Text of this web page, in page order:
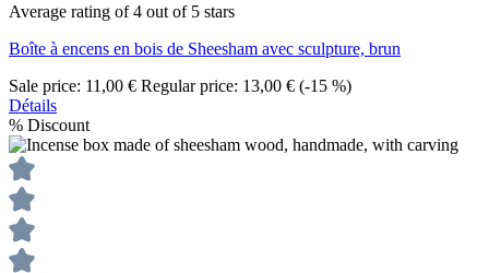
Average rating of 4 out of 5 stars
Boîte à encens en bois de Sheesham avec sculpture, brun
Sale price: 11,00 € Regular price: 13,00 € (-15 %)
Détails
% Discount